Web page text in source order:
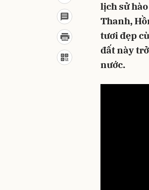
lịch sử
Thanh,
tươi đẹp
đất này
nước.